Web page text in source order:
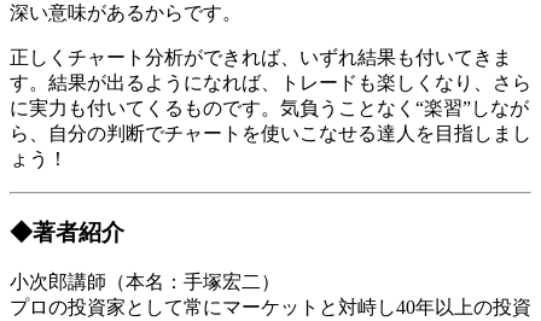
深い意味があるからです。
正しくチャート分析ができれば、いずれ結果も付いてきま
す。結果が出るようになれば、トレードも楽しくなり、さら
に実力も付いてくるものです。気負うことなく“楽習”しなが
ら、自分の判断でチャートを使いこなせる達人を目指しまし
ょう！
◆著者紹介
小次郎講師（本名：手塚宏二）
プロの投資家として常にマーケットと対峙し40年以上の投資